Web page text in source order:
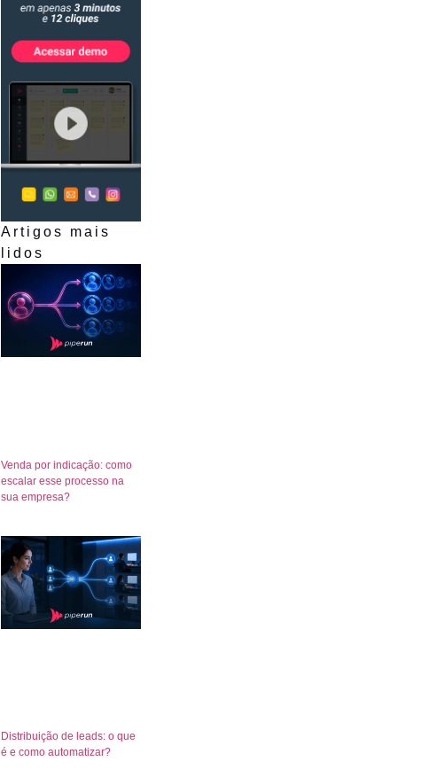
Artigos mais
lidos
Venda por indicação: como
escalar esse processo na
sua empresa?
Distribuição de leads: o que
é e como automatizar?